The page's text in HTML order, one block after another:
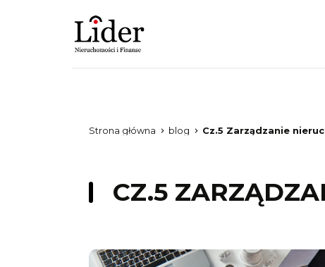
Strona główna blog Cz.5 Zarządzanie
CZ.5